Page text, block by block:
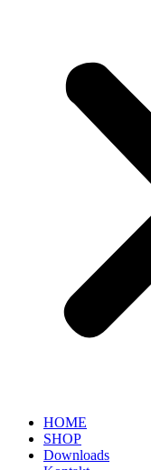
HOME
SHOP
Downloads